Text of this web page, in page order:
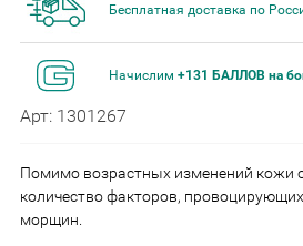
Бесплатная доставка по
Начислим +131 БАЛЛОВ на
Арт: 1301267
Помимо возрастных изменений кожи
количество факторов,
морщин.